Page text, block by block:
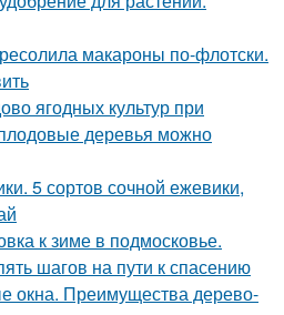
макароны по-флотски.
ягодных культур при
деревья можно
5 сортов сочной ежевики,
к зиме в подмосковье.
шагов на пути к спасению
окна. Преимущества дерево-